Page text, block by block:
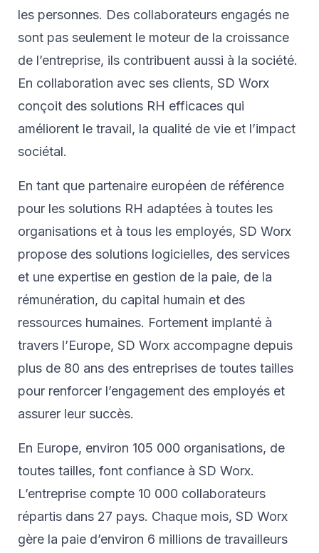
les personnes. Des collaborateurs engagés ne
sont pas seulement le moteur de la croissance
de l’entreprise, ils contribuent aussi à la société.
En collaboration avec ses clients, SD Worx
conçoit des solutions RH efficaces qui
améliorent le travail, la qualité de vie et l’impact
sociétal.
En tant que partenaire européen de référence
pour les solutions RH adaptées à toutes les
organisations et à tous les employés, SD Worx
propose des solutions logicielles, des services
et une expertise en gestion de la paie, de la
rémunération, du capital humain et des
ressources humaines. Fortement implanté à
travers l’Europe, SD Worx accompagne depuis
plus de 80 ans des entreprises de toutes tailles
pour renforcer l’engagement des employés et
assurer leur succès.
En Europe, environ 105 000 organisations, de
toutes tailles, font confiance à SD Worx.
L’entreprise compte 10 000 collaborateurs
répartis dans 27 pays. Chaque mois, SD Worx
gère la paie d’environ 6 millions de travailleurs